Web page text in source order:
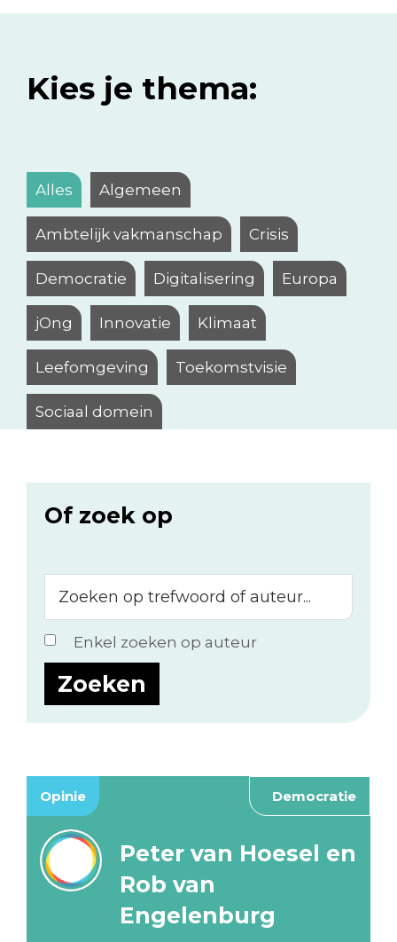
Kies je thema:
Alles Algemeen
Ambtelijk vakmanschap Crisis
Democratie Digitalisering Europa
jOng Innovatie Klimaat
Leefomgeving Toekomstvisie
Sociaal domein
Of zoek op
op
trefwoord
of
auteur...
Enkel zoeken op auteur
Opinie Democratie
Peter van Hoesel en
Rob van
Engelenburg